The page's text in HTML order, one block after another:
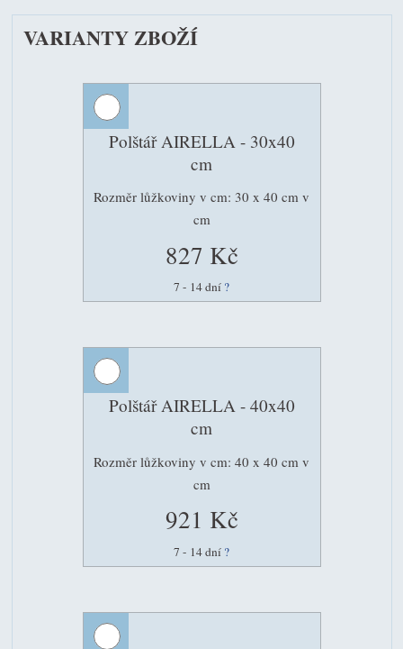
VARIANTY ZBOŽÍ
Polštář AIRELLA - 30x40
cm
Rozměr lůžkoviny v cm: 30 x 40 cm v
cm
827 Kč
7 - 14 dní ?
Polštář AIRELLA - 40x40
cm
Rozměr lůžkoviny v cm: 40 x 40 cm v
cm
921 Kč
7 - 14 dní ?